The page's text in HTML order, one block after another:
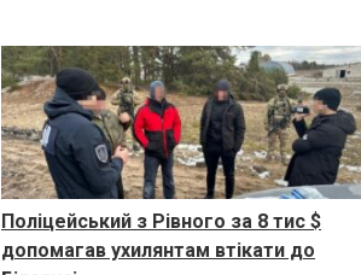
Поліцейський з Рівного за 8 тис $
допомагав ухилянтам втікати до